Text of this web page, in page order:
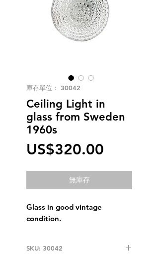
庫存單位： 30042
Ceiling Light in
glass from Sweden
1960s
US$320.00
格
無庫存
Glass in good vintage
condition.
SKU: 30042